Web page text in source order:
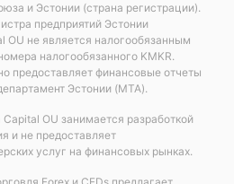
и Эстонии (страна регистрации).
предприятий Эстонии
OU не является налогообязанным
налогообязанного KMKR.
предоставляет финансовые отчеты
Эстонии (MTA).
Capital OU занимается разработкой
и не предоставляет
услуг на финансовых рынках.